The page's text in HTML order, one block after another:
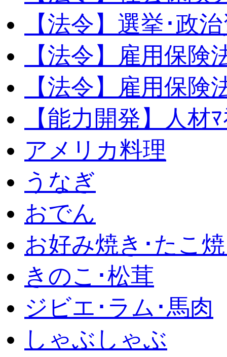
【法令】選挙･政
【法令】雇用保険
【法令】雇用保険
【能力開発】人材
アメリカ料理
うなぎ
おでん
お好み焼き･たこ
きのこ･松茸
ジビエ･ラム･馬肉
しゃぶしゃぶ